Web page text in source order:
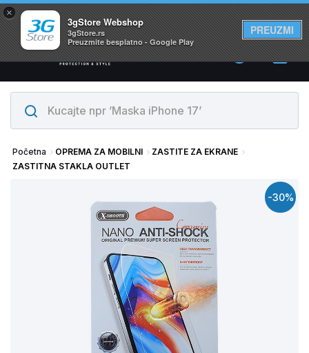
×
3gStore Webshop
3gStore.rs
Preuzmite besplatno - Google Play
PREUZMI
Svi proizvodi su na lageru. Slanje istog dana!
0
Početna OPREMA ZA MOBILNI
ZASTITE ZA EKRANE
ZASTITNA STAKLA OUTLET
-30%